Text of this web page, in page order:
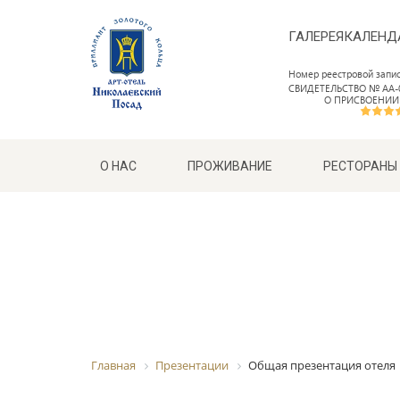
ГАЛЕРЕЯ
Номер реестровой
СВИДЕТЕЛЬСТВО № АА-
О ПРИСВОЕНИИ
О НАС ПРОЖИВАНИЕ РЕСТОРАНЫ
Главная Презентации Общая презентация отеля